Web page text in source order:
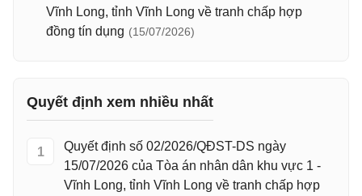
Vĩnh Long, tỉnh Vĩnh Long về tranh chấp hợp
đồng tín dụng (15/07/2026)
Quyết định xem nhiều nhất
1
Quyết định số 02/2026/QĐST-DS ngày
15/07/2026 của Tòa án nhân dân khu vực 1 -
Vĩnh Long, tỉnh Vĩnh Long về tranh chấp hợp